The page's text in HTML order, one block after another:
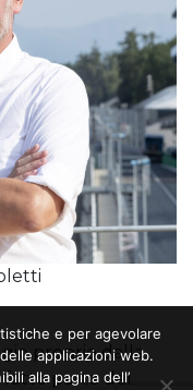
proprio dalla
fatto parte del
e per agevolare
applicazioni web.
alla pagina dell’